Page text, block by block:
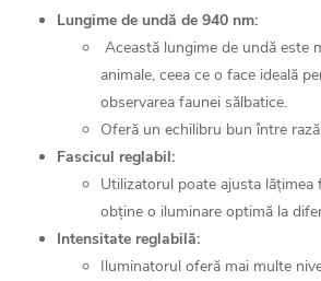
Lungime de undă de 940 nm:
Această lungime de undă este
animale, ceea ce o face ideală
observarea faunei sălbatice.
Oferă un echilibru bun între
Fascicul reglabil:
Utilizatorul poate ajusta
obține o iluminare optimă la
Intensitate reglabilă:
Iluminatorul oferă mai multe